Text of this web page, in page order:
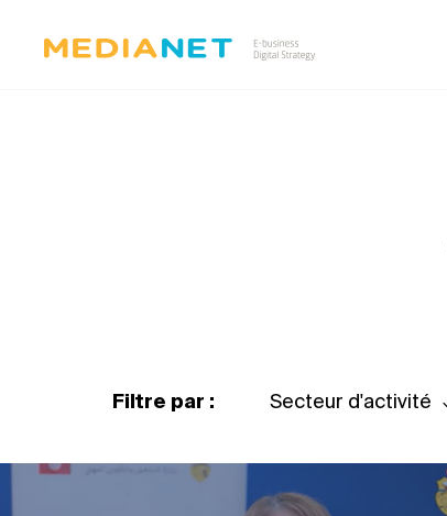
Filtre par : Secteur d'activité